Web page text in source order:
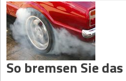
So bremsen Sie